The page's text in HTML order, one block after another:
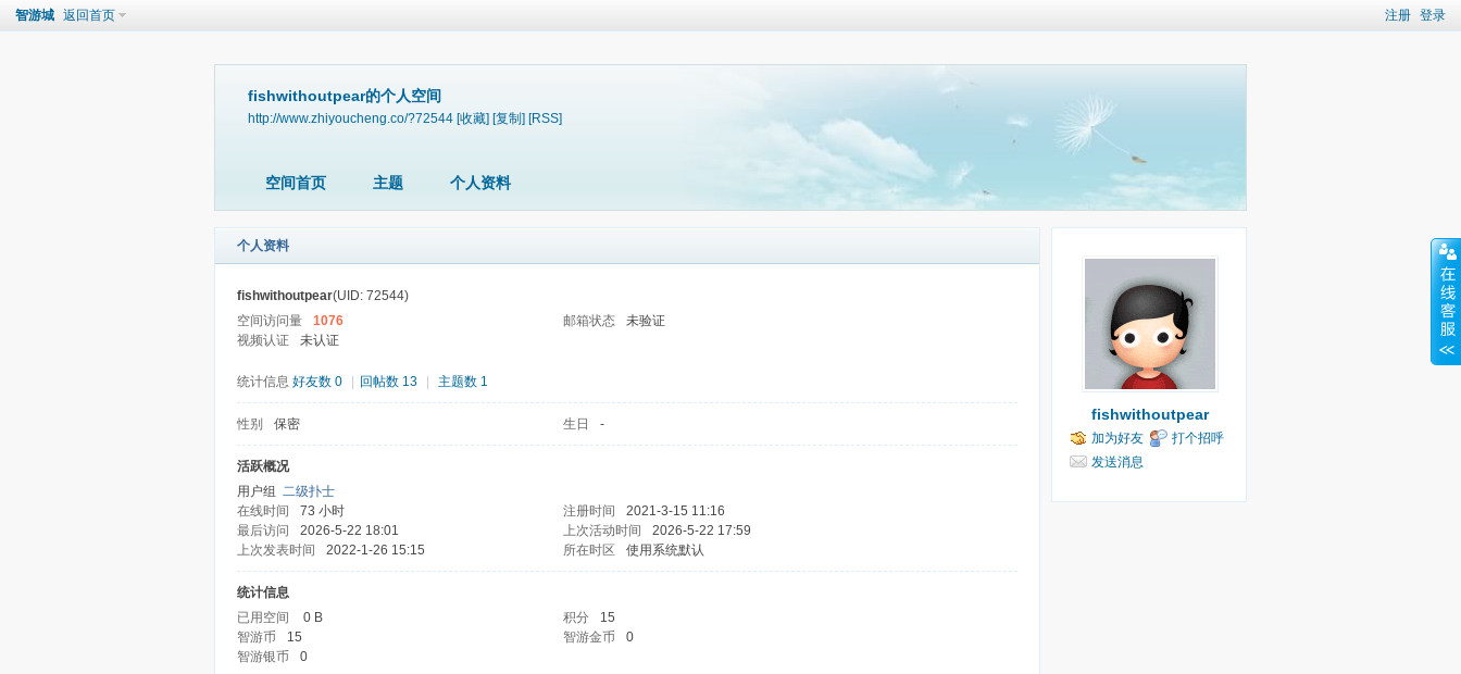
注册 登录
智游城 返回首页
fishwithoutpear的个人空间
http://www.zhiyoucheng.co/?72544 [收藏] [复制] [RSS]
空间首页 主题 个人资料
个人资料
fishwithoutpear(UID: 72544)
空间访问量
1076 邮箱状态
未验证
视频认证
未认证
统计信息 好友数 0 回帖数 13 主题数 1
性别 保密 生日 -
活跃概况
用户组 二级扑士
在线时间
73 小时 注册时间
2021-3-15 11:16
最后访问
2026-5-22 18:01 上次活动时间
2026-5-22 17:59
上次发表时间
2022-1-26 15:15 所在时区 使用系统默认
统计信息
已用空间
0 B 积分
15
智游币
15 智游金币
0
智游银币
0
fishwithoutpear
加为好友
打个招呼
发送消息